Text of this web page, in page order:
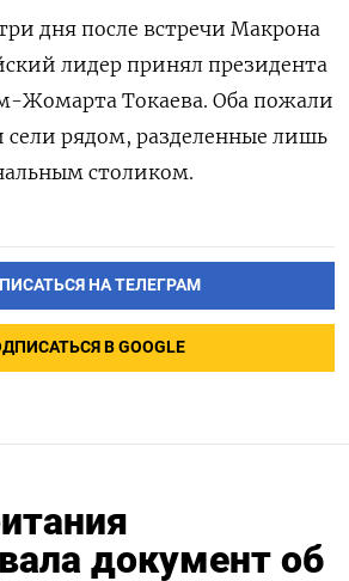
дня после встречи Макрона
лидер принял президента
Жомарта Токаева. Оба пожали
сели рядом, разделенные лишь
столиком.
НА ТЕЛЕГРАМ
В GOOGLE
документ об